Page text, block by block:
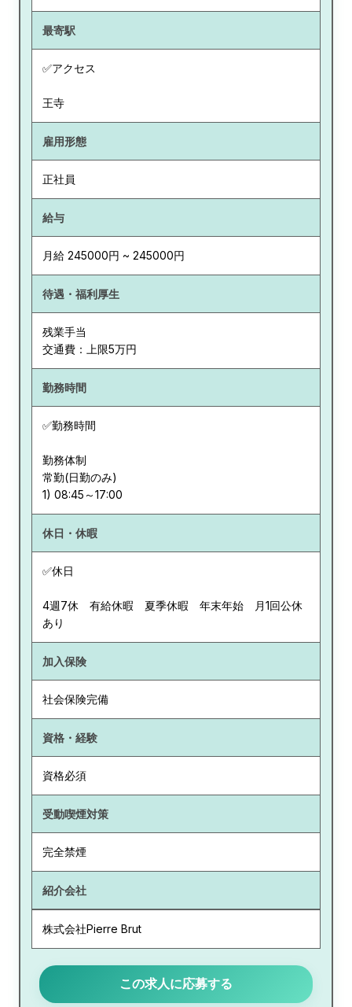
最寄駅
✅アクセス
王寺
雇用形態
正社員
給与
月給 245000円 ~ 245000円
待遇・福利厚生
残業手当
交通費：上限5万円
勤務時間
✅勤務時間
勤務体制
常勤(日勤のみ)
休日・休暇
✅休日
4週7休 有給休暇 夏季休暇 年末年始 月1回公休
あり
加入保険
社会保険完備
資格・経験
資格必須
受動喫煙対策
完全禁煙
紹介会社
株式会社Pierre Brut
この求人に応募する